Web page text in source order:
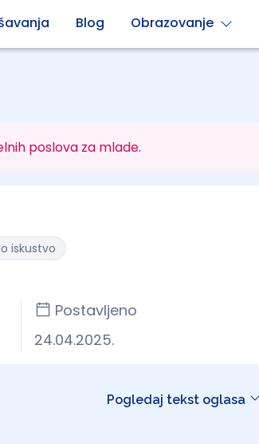
Blog Obrazovanje
poslova za mlade.
Postavljeno
24.04.2025.
iskustvo
Pogledaj tekst oglasa